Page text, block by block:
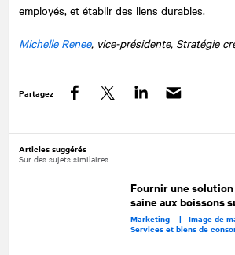
employés, et établir des liens durables.
Michelle Renee, vice-présidente, Stratégie
Partagez
Articles suggérés
Sur des sujets similaires
Fournir une
saine aux boissons
Marketing | Image de
Services et biens de